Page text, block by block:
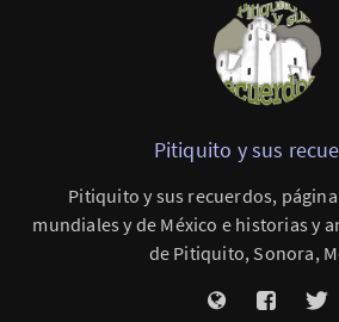
Pitiquito y sus
Pitiquito y sus recuerdos,
mundiales y de México e historias y
de Pitiquito, Sonora,